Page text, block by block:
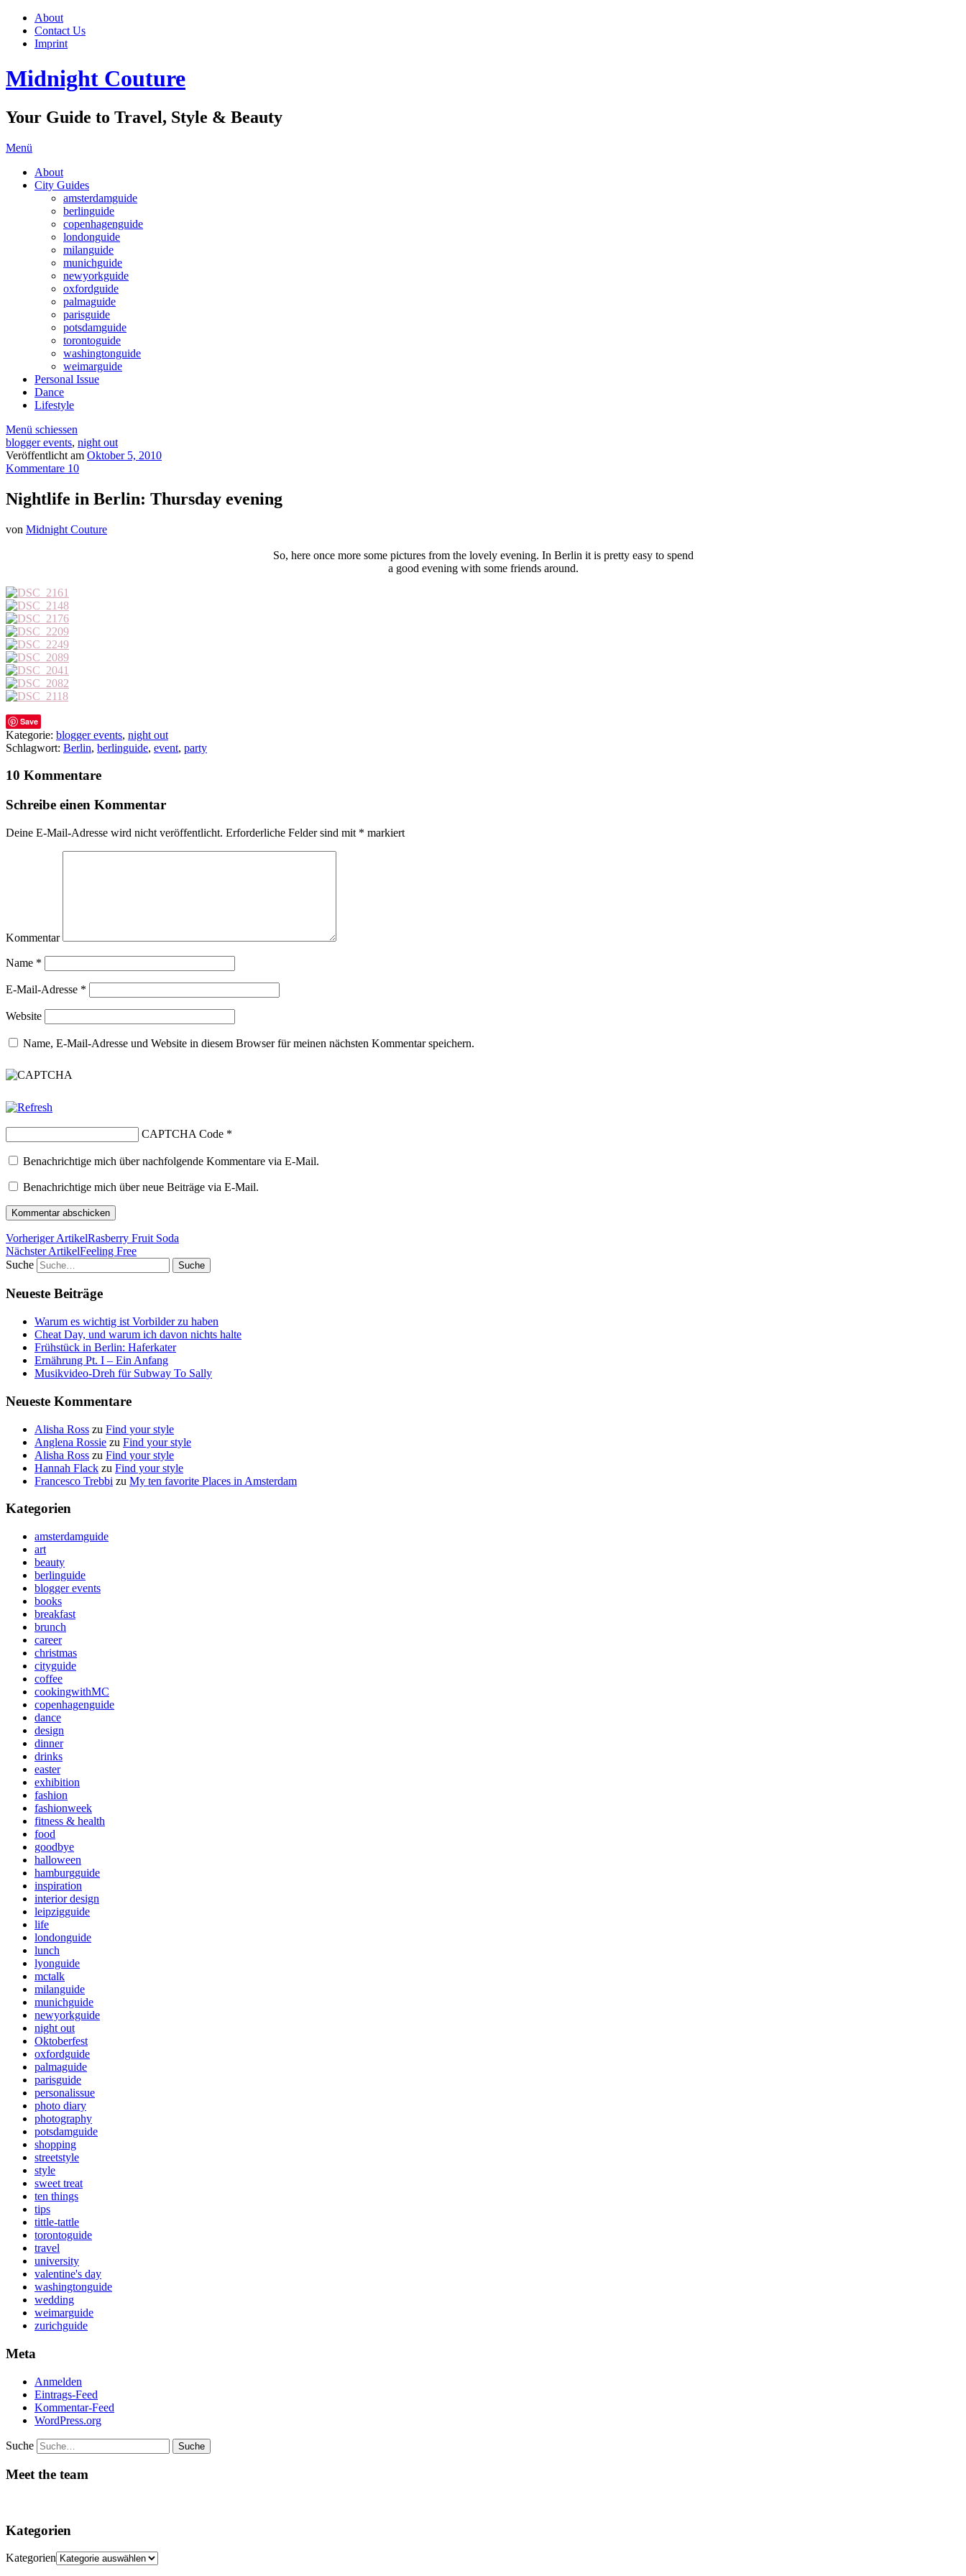
About
Contact Us
Imprint
Midnight Couture
Your Guide to Travel, Style & Beauty
Menü
About
City Guides
amsterdamguide
berlinguide
copenhagenguide
londonguide
milanguide
munichguide
newyorkguide
oxfordguide
palmaguide
parisguide
potsdamguide
torontoguide
washingtonguide
weimarguide
Personal Issue
Dance
Lifestyle
Menü schiessen
blogger events, night out
Veröffentlicht am Oktober 5, 2010
Kommentare 10
Nightlife in Berlin: Thursday evening
von Midnight Couture
So, here once more some pictures from the lovely evening. In Berlin it is pretty easy to spend
a good evening with some friends around.
Save
Kategorie: blogger events, night out
Schlagwort: Berlin, berlinguide, event, party
10 Kommentare
Schreibe einen Kommentar
Deine E-Mail-Adresse wird nicht veröffentlicht. Erforderliche Felder sind mit * markiert
Kommentar
Name *
E-Mail-Adresse *
Website
Name, E-Mail-Adresse und Website in diesem Browser für meinen nächsten Kommentar speichern.
CAPTCHA Code *
Benachrichtige mich über nachfolgende Kommentare via E-Mail.
Benachrichtige mich über neue Beiträge via E-Mail.
Vorheriger ArtikelRasberry Fruit Soda
Nächster ArtikelFeeling Free
Suche
Neueste Beiträge
Warum es wichtig ist Vorbilder zu haben
Cheat Day, und warum ich davon nichts halte
Frühstück in Berlin: Haferkater
Ernährung Pt. I – Ein Anfang
Musikvideo-Dreh für Subway To Sally
Neueste Kommentare
Alisha Ross zu Find your style
Anglena Rossie zu Find your style
Alisha Ross zu Find your style
Hannah Flack zu Find your style
Francesco Trebbi zu My ten favorite Places in Amsterdam
Kategorien
amsterdamguide
art
beauty
berlinguide
blogger events
books
breakfast
brunch
career
christmas
cityguide
coffee
cookingwithMC
copenhagenguide
dance
design
dinner
drinks
easter
exhibition
fashion
fashionweek
fitness & health
food
goodbye
halloween
hamburgguide
inspiration
interior design
leipzigguide
life
londonguide
lunch
lyonguide
mctalk
milanguide
munichguide
newyorkguide
night out
Oktoberfest
oxfordguide
palmaguide
parisguide
personalissue
photo diary
photography
potsdamguide
shopping
streetstyle
style
sweet treat
ten things
tips
tittle-tattle
torontoguide
travel
university
valentine's day
washingtonguide
wedding
weimarguide
zurichguide
Meta
Anmelden
Eintrags-Feed
Kommentar-Feed
WordPress.org
Suche
Meet the team
Kategorien
Kategorien